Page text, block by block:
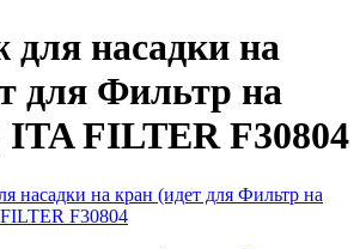
насадки на
для Фильтр на
ITA FILTER F30804